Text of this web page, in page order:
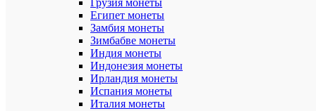
Грузия монеты
Египет монеты
Замбия монеты
Зимбабве монеты
Индия монеты
Индонезия монеты
Ирландия монеты
Испания монеты
Италия монеты